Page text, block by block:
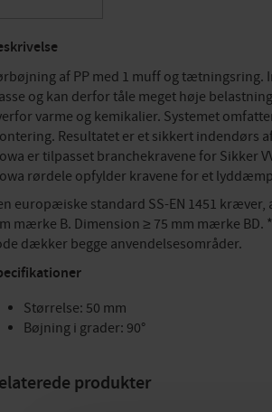
af PP med 1 muff og tætningsring.
og kan derfor tåle meget høje
varme og kemikalier. Systemet
Resultatet er et sikkert indendørs
er tilpasset branchekravene for Sikker
rørdele opfylder kravene for et
europæiske standard SS-EN 1451
mærke B. Dimension ≥ 75 mm mærke
dækker begge anvendelsesområder.
Størrelse: 50 mm
Bøjning i grader: 90°
produkter